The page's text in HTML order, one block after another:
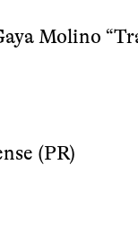
Molino
(PR)